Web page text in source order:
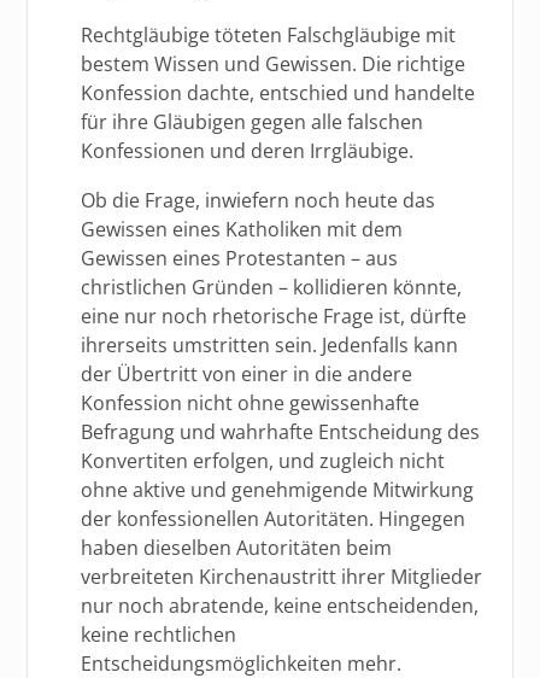
Rechtgläubige töteten Falschgläubige mit
bestem Wissen und Gewissen. Die richtige
Konfession dachte, entschied und handelte
für ihre Gläubigen gegen alle falschen
Konfessionen und deren Irrgläubige.
Ob die Frage, inwiefern noch heute das
Gewissen eines Katholiken mit dem
Gewissen eines Protestanten – aus
christlichen Gründen – kollidieren könnte,
eine nur noch rhetorische Frage ist, dürfte
ihrerseits umstritten sein. Jedenfalls kann
der Übertritt von einer in die andere
Konfession nicht ohne gewissenhafte
Befragung und wahrhafte Entscheidung des
Konvertiten erfolgen, und zugleich nicht
ohne aktive und genehmigende Mitwirkung
der konfessionellen Autoritäten. Hingegen
haben dieselben Autoritäten beim
verbreiteten Kirchenaustritt ihrer Mitglieder
nur noch abratende, keine entscheidenden,
keine rechtlichen
Entscheidungsmöglichkeiten mehr.